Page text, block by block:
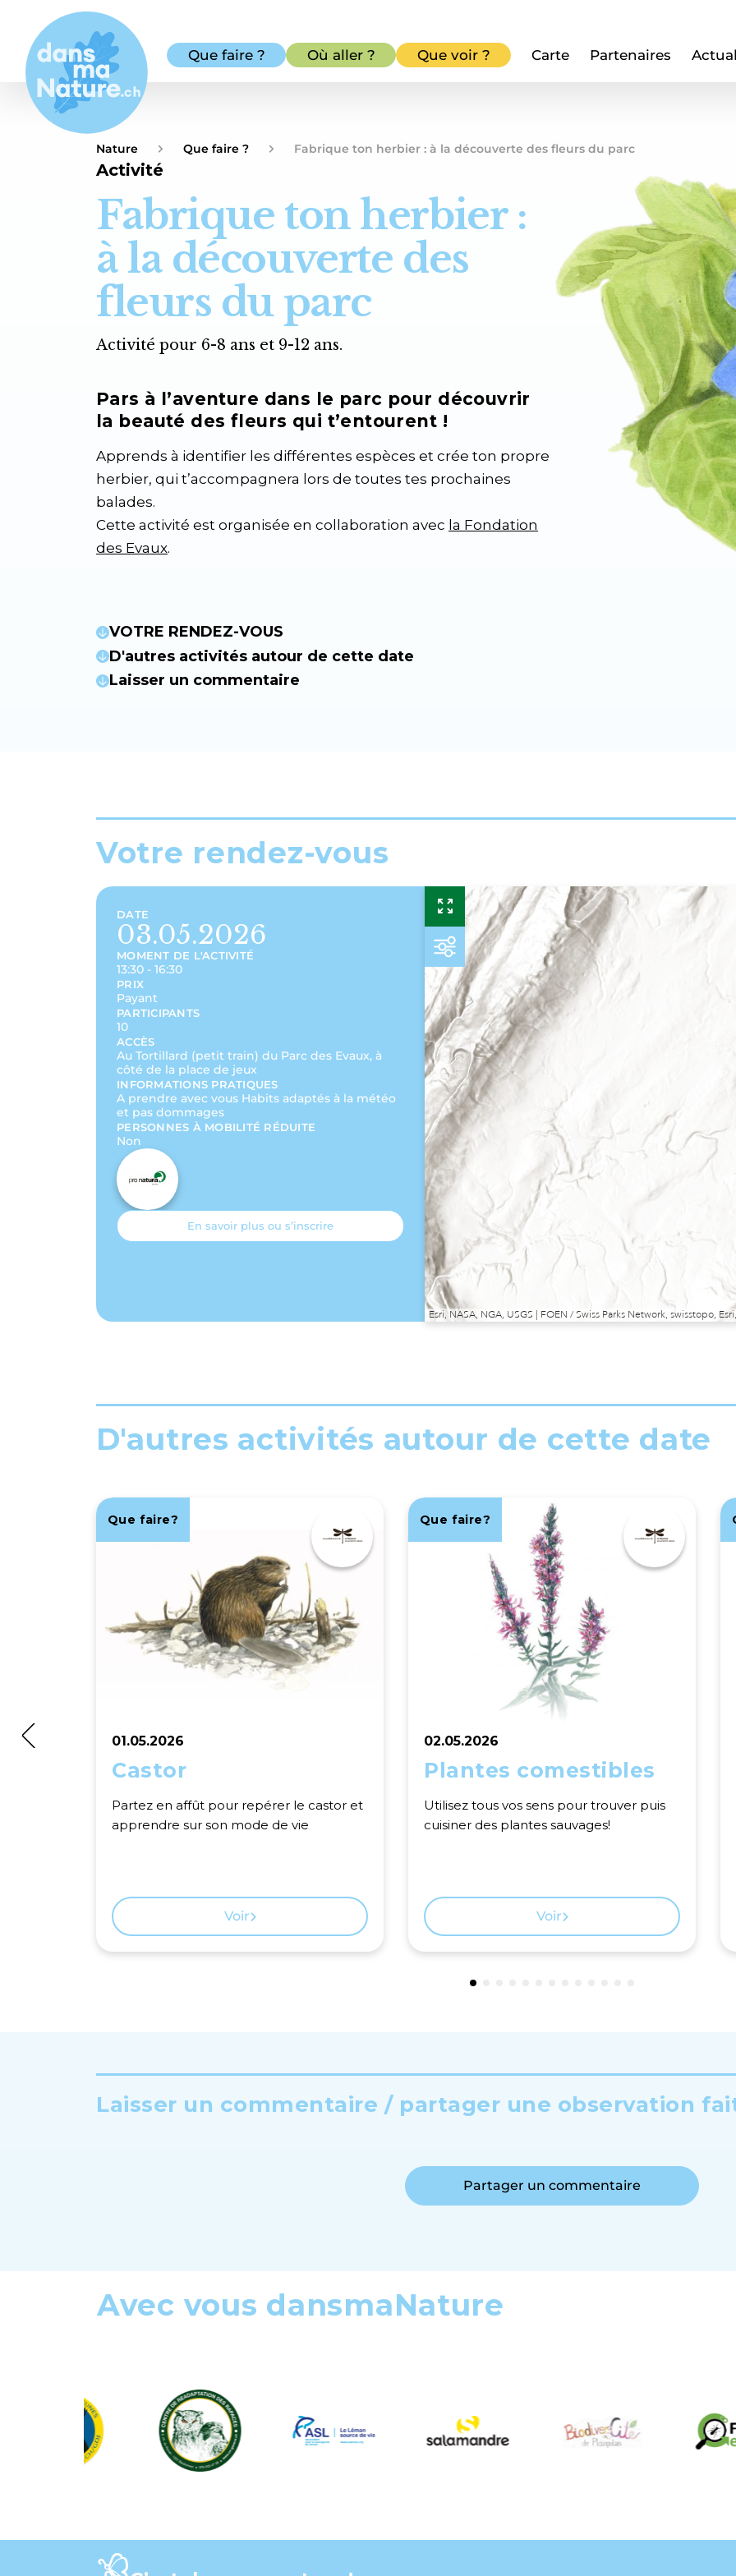
Que faire ? Où aller ? Que voir ? Carte Partenaires
Nature Que faire ? Fabrique ton herbier : à la découverte des fleurs du parc
Activité
Fabrique ton herbier :
à la découverte des
fleurs du parc
Activité pour 6-8 ans et 9-12 ans.
Pars à l’aventure dans le parc pour découvrir
la beauté des fleurs qui t’entourent !
Apprends à identifier les différentes espèces et crée ton propre
herbier, qui t’accompagnera lors de toutes tes prochaines
balades.
Cette activité est organisée en collaboration avec la Fondation
des Evaux.
VOTRE RENDEZ-VOUS
D'autres activités autour de cette date
Laisser un commentaire
Votre rendez-vous
DATE
03.05.2026
MOMENT DE L'ACTIVITÉ
13:30 - 16:30
PRIX
Payant
PARTICIPANTS
10
ACCÈS
Au Tortillard (petit train) du Parc des Evaux, à
côté de la place de jeux
INFORMATIONS PRATIQUES
A prendre avec vous Habits adaptés à la météo
et pas dommages
PERSONNES À MOBILITÉ RÉDUITE
Non
En savoir plus ou s’inscrire
Esri, NASA, NGA, USGS | FOEN / Swiss Parks Network, swisstopo,
D'autres activités autour de cette date
Que faire?
01.05.2026
Castor
Partez en affût pour repérer le castor et
apprendre sur son mode de vie
Voir
Que faire?
02.05.2026
Plantes comestibles
Utilisez tous vos sens pour trouver puis
cuisiner des plantes sauvages!
Voir
Laisser un commentaire / partager une observation
Partager un commentaire
Avec vous dansmaNature